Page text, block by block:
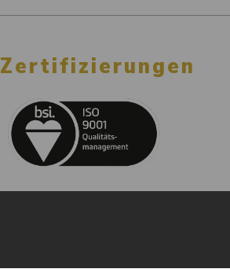
Zertifizierungen